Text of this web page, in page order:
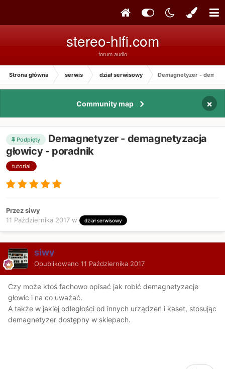
stereo-hifi.com
forum audio
Strona główna serwis dział serwisowy Demagnetyzer -
Community map ×
Podpięty
Demagnetyzer - demagnetyzacja
głowicy - poradnik
tutorial
Przez siwy
11 Października 2017 w dział serwisowy
siwy
Opublikowano 11 Października 2017
Czy może ktoś fachowo opisać jak robić demagnetyzacje
głowic i na co uważać.
A także w jakiej odległości od innych urządzeń i kaset, stosując
demagnetyzer dostępny w sklepach.